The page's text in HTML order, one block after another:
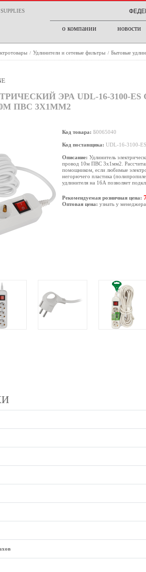
о компании новости
/ Удлинители и сетевые фильтры / Бытовые
ЭРА UDL-16-3100-
ПВС 3X1ММ2
Код товара: Б0065040
Код поставщика: UDL-16-3100-ES
Описание: Удлинитель
провод 10м ПВС 3x1мм2.
помощником, если любимые
негорючего пластика
удлинителя на 16А позволяет
Рекомендуемая розничная цена:
Оптовая цена: узнать у менеджера